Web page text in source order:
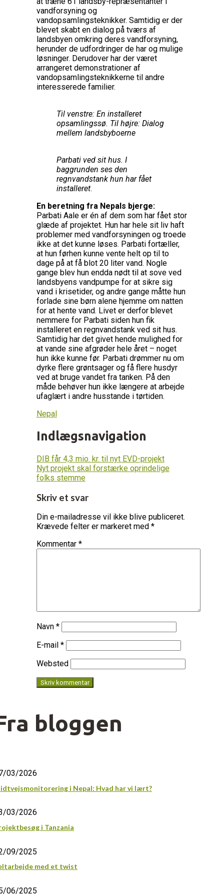
vandforsyning og
vandopsamlingsteknikker. Samtidig er der
blevet skabt en dialog på tværs af
landsbyen omkring deres vandforsyning,
herunder de udfordringer de har og mulige
løsninger. Derudover har der været
arrangeret demonstrationer af
vandopsamlingsteknikkerne til andre
interesserede familier.
Til venstre: En installeret
opsamlingssø. Til højre: Dialog
mellem landsbyboerne
Parbati ved sit hus. I
baggrunden ses den
regnvandstank hun har fået
installeret.
En beretning fra Nepals bjerge:
Parbati Aale er én af dem som har fået stor
glæde af projektet. Hun har hele sit liv haft
problemer med vandforsyningen og troede
ikke at det kunne løses. Parbati fortæller,
at hun førhen kunne vente helt op til to
dage på at få blot 20 liter vand. Nogle
gange blev hun endda nødt til at sove ved
landsbyens vandpumpe for at sikre sig
vand i krisetider, og andre gange måtte hun
forlade sine børn alene hjemme om natten
for at hente vand. Livet er derfor blevet
nemmere for Parbati siden hun fik
installeret en regnvandstank ved sit hus.
Samtidig har det givet hende mulighed for
at vande sine afgrøder hele året – noget
hun ikke kunne før. Parbati drømmer nu om
dyrke flere grøntsager og få flere husdyr
ved at bruge vandet fra tanken. På den
måde behøver hun ikke længere at arbejde
ufaglært i andre husstande i tørtiden.
Nepal
Indlægsnavigation
DIB får 4,3 mio. kr. til nyt EVD-projekt
Nyt projekt skal forstærke oprindelige
folks stemme
Skriv et svar
Din e-mailadresse vil ikke blive publiceret.
Krævede felter er markeret med *
Kommentar *
Navn *
E-mail *
Websted
bloggen
03/2026
i Nepal: Hvad har vi lært?
03/2026
i Tanzania
09/2025
med et twist
06/2025